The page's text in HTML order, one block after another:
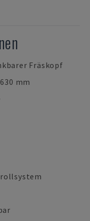
Fräskopf
mm